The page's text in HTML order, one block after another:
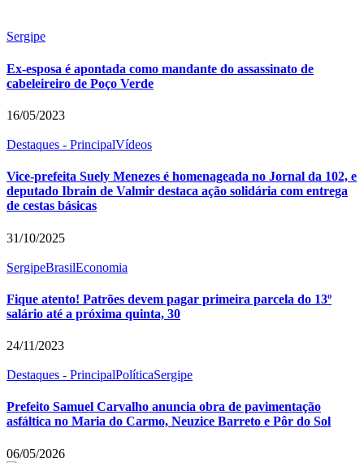
Sergipe
Ex-esposa é apontada como mandante do assassinato de
cabeleireiro de Poço Verde
16/05/2023
Destaques - PrincipalVídeos
Vice-prefeita Suely Menezes é homenageada no Jornal da 102, e
deputado Ibrain de Valmir destaca ação solidária com entrega
de cestas básicas
31/10/2025
SergipeBrasilEconomia
Fique atento! Patrões devem pagar primeira parcela do 13º
salário até a próxima quinta, 30
24/11/2023
Destaques - PrincipalPolíticaSergipe
Prefeito Samuel Carvalho anuncia obra de pavimentação
asfáltica no Maria do Carmo, Neuzice Barreto e Pôr do Sol
06/05/2026